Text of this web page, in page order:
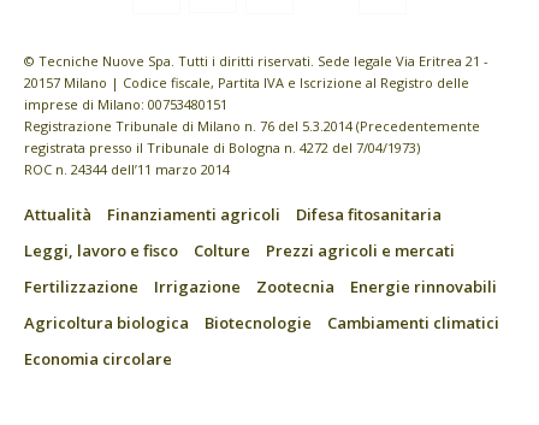
© Tecniche Nuove Spa. Tutti i diritti riservati. Sede legale Via Eritrea 21 -
20157 Milano | Codice fiscale, Partita IVA e Iscrizione al Registro delle
imprese di Milano: 00753480151
Registrazione Tribunale di Milano n. 76 del 5.3.2014 (Precedentemente
registrata presso il Tribunale di Bologna n. 4272 del 7/04/1973)
ROC n. 24344 dell’11 marzo 2014
Attualità Finanziamenti agricoli
Difesa fitosanitaria
Leggi, lavoro e fisco
Colture
Prezzi agricoli e mercati
Fertilizzazione
Irrigazione Zootecnia
Energie rinnovabili
Agricoltura biologica
Biotecnologie
Cambiamenti climatici
Economia circolare